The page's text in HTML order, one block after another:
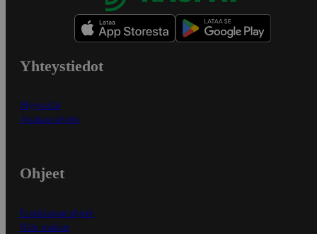
Yhteystiedot
Myymälät
Asiakaspalvelu
Ohjeet
Ensitilaajan ohjeet
Näin maksat